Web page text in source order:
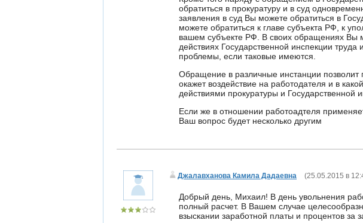
обратиться в прокуратуру и в суд
заявления в суд Вы можете обратиться в
можете обратиться к главе субъекта РФ, к
вашем субъекте РФ. В своих обращениях Вы
действиях Государственной инспекции
проблемы, если таковые имеются.
Обращение в различные инстанции
окажет воздействие на работодателя и в
действиями прокуратуры и Государственной
Если же в отношении работоадтеля
Ваш вопрос будет несколько другим
Джалавханова Камила Дадаевна (25.05.2015 в
Добрый день, Михаил! В день увольнения
полный расчет. В Вашем случае
взыскании заработной платы и процентов за